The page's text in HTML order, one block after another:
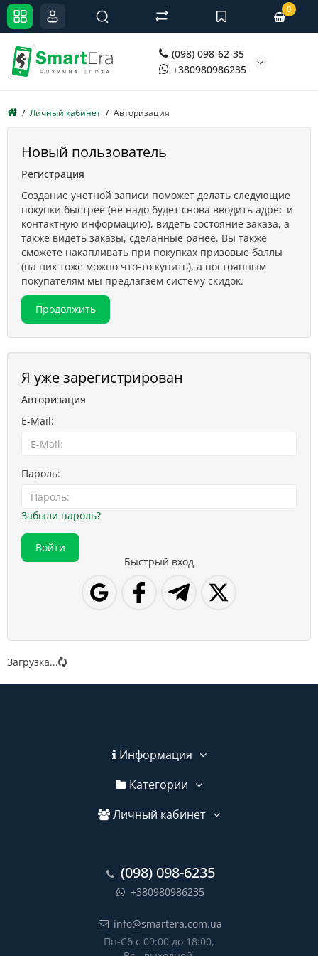
(098) 098-62-35
+380980986235
0
Личный кабинет Авторизация
Новый пользователь
Регистрация
Создание учетной записи поможет делать следующие
покупки быстрее (не надо будет снова вводить адрес и
контактную информацию), видеть состояние заказа, а
также видеть заказы, сделанные ранее. Вы также
сможете накапливать при покупках призовые баллы
(на них тоже можно что-то купить), а постоянным
покупателям мы предлагаем систему скидок.
Продолжить
Я уже зарегистрирован
Авторизация
E-Mail:
Пароль:
Забыли пароль?
Быстрый вход
Загрузка...
Информация
Категории
Личный кабинет
(098) 098-6235
+380980986235
info@smartera.com.ua
Пн-Сб с 09:00 до 18:00,